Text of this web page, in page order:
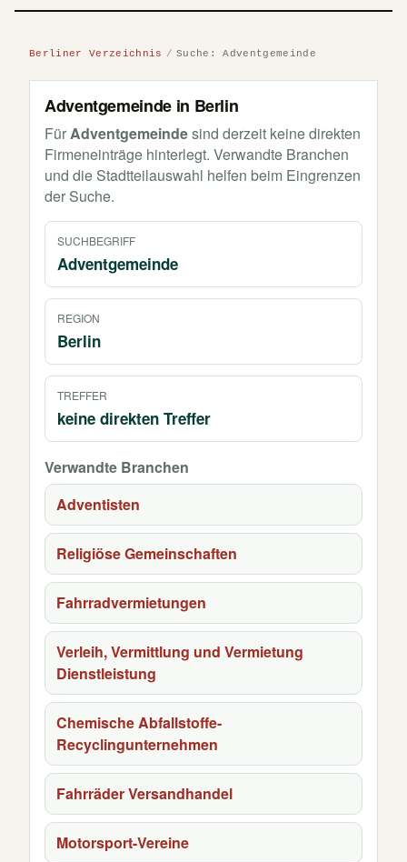
Berliner Verzeichnis Suche: Adventgemeinde
Adventgemeinde in Berlin
FürAdventgemeindesind derzeit keine direkten
Firmeneinträge hinterlegt. Verwandte Branchen
und die Stadtteilauswahl helfen beim Eingrenzen
der Suche.
SUCHBEGRIFF
Adventgemeinde
REGION
Berlin
TREFFER
keine direkten Treffer
Verwandte Branchen
Adventisten
Religiöse Gemeinschaften
Fahrradvermietungen
Verleih, Vermittlung und Vermietung
Dienstleistung
Chemische Abfallstoffe-
Recyclingunternehmen
Fahrräder Versandhandel
Motorsport-Vereine